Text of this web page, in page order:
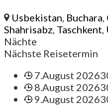
Usbekistan, Buchara,
Shahrisabz, Taschkent,
Nächte
Nächste Reisetermin
7.August 2026
8.August 2026
9.August 2026